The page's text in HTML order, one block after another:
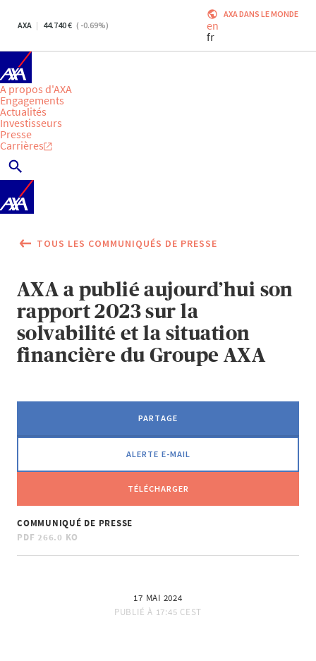
AXA 44.740 ( -0.69%)
AXA DANS LE MONDE
en
fr
A propos d'AXA
Engagements
Actualités
Investisseurs
Presse
Carrières
TOUS LES COMMUNIQUÉS DE PRESSE
AXA a publié aujourd’hui son
rapport 2023 sur la
solvabilité et la situation
financière du Groupe AXA
PARTAGE
ALERTE E-MAIL
TÉLÉCHARGER
COMMUNIQUÉ DE PRESSE
PDF 266.0 KO
17 MAI 2024
PUBLIÉ À 17:45 CEST